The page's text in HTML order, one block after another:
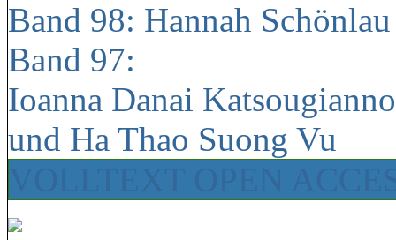
Band 98: Hannah
Band 97:
Ioanna Danai
und Ha Thao Suong Vu